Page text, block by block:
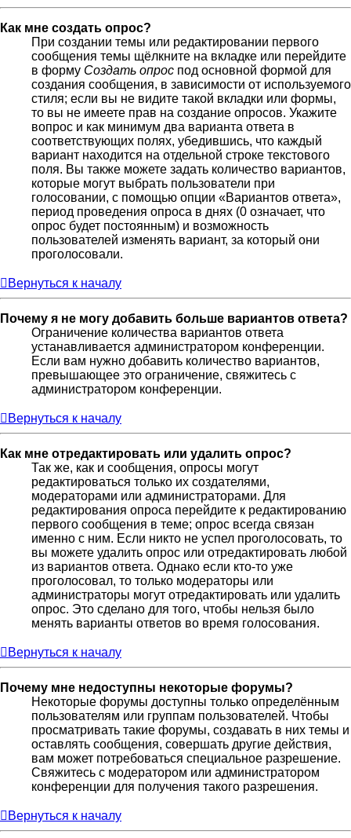
Как мне создать опрос?
При создании темы или редактировании первого
сообщения темы щёлкните на вкладке или перейдите
в форму Создать опрос под основной формой для
создания сообщения, в зависимости от используемого
стиля; если вы не видите такой вкладки или формы,
то вы не имеете прав на создание опросов. Укажите
вопрос и как минимум два варианта ответа в
соответствующих полях, убедившись, что каждый
вариант находится на отдельной строке текстового
поля. Вы также можете задать количество вариантов,
которые могут выбрать пользователи при
голосовании, с помощью опции «Вариантов ответа»,
период проведения опроса в днях (0 означает, что
опрос будет постоянным) и возможность
пользователей изменять вариант, за который они
проголосовали.
Вернуться к началу
Почему я не могу добавить больше вариантов ответа?
Ограничение количества вариантов ответа
устанавливается администратором конференции.
Если вам нужно добавить количество вариантов,
превышающее это ограничение, свяжитесь с
администратором конференции.
Вернуться к началу
Как мне отредактировать или удалить опрос?
Так же, как и сообщения, опросы могут
редактироваться только их создателями,
модераторами или администраторами. Для
редактирования опроса перейдите к редактированию
первого сообщения в теме; опрос всегда связан
именно с ним. Если никто не успел проголосовать, то
вы можете удалить опрос или отредактировать любой
из вариантов ответа. Однако если кто-то уже
проголосовал, то только модераторы или
администраторы могут отредактировать или удалить
опрос. Это сделано для того, чтобы нельзя было
менять варианты ответов во время голосования.
Вернуться к началу
Почему мне недоступны некоторые форумы?
Некоторые форумы доступны только определённым
пользователям или группам пользователей. Чтобы
просматривать такие форумы, создавать в них темы и
оставлять сообщения, совершать другие действия,
вам может потребоваться специальное разрешение.
Свяжитесь с модератором или администратором
конференции для получения такого разрешения.
Вернуться к началу